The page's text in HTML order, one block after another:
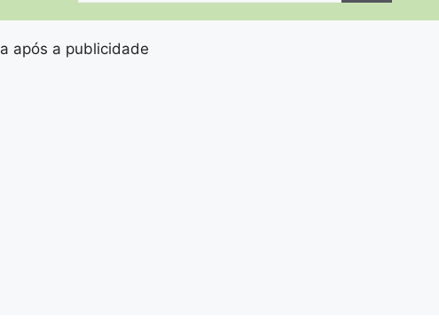
após a publicidade